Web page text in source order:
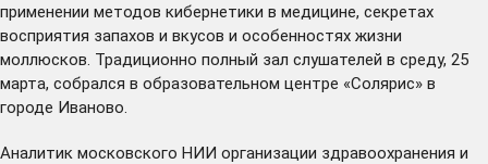
применении методов кибернетики в медицине, секретах
восприятия запахов и вкусов и особенностях жизни
моллюсков. Традиционно полный зал слушателей в среду, 25
марта, собрался в образовательном центре «Солярис» в
городе Иваново.
Аналитик московского НИИ организации здравоохранения и